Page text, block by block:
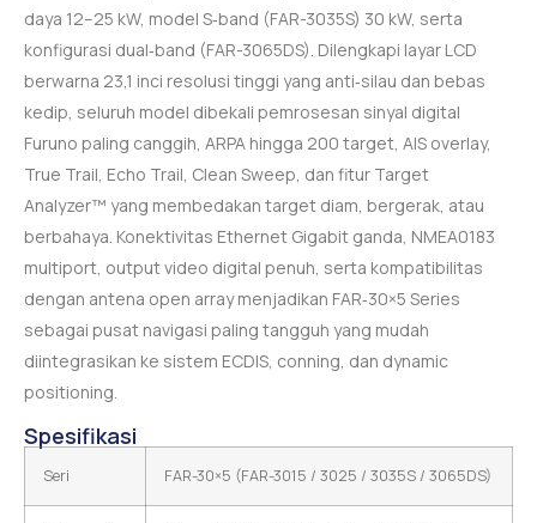
daya 12–25 kW, model S‑band (FAR-3035S) 30 kW, serta
konfigurasi dual‑band (FAR-3065DS). Dilengkapi layar LCD
berwarna 23,1 inci resolusi tinggi yang anti‑silau dan bebas
kedip, seluruh model dibekali pemrosesan sinyal digital
Furuno paling canggih, ARPA hingga 200 target, AIS overlay,
True Trail, Echo Trail, Clean Sweep, dan fitur Target
Analyzer™ yang membedakan target diam, bergerak, atau
berbahaya. Konektivitas Ethernet Gigabit ganda, NMEA0183
multiport, output video digital penuh, serta kompatibilitas
dengan antena open array menjadikan FAR‑30×5 Series
sebagai pusat navigasi paling tangguh yang mudah
diintegrasikan ke sistem ECDIS, conning, dan dynamic
positioning.
Spesifikasi
Seri FAR-30×5 (FAR-3015 / 3025 / 3035S / 3065DS)